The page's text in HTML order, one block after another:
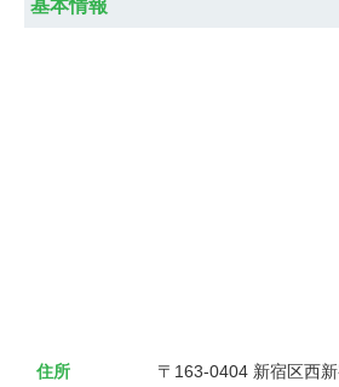
基本情報
住所
〒163-0404 新宿区西